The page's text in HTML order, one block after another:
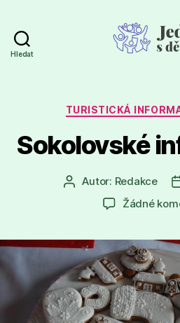
Hledat
TURISTICKÁ
Sokolovské
Autor
příspěvku
Autor: Redakce
Žádné